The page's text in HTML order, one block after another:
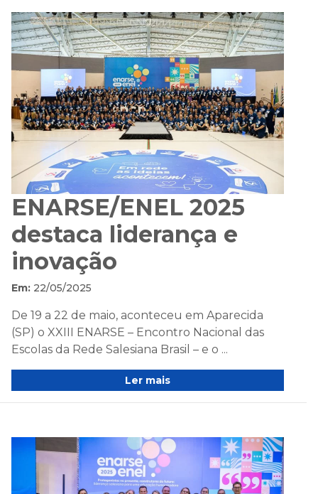
ENARSE/ENEL 2025
destaca liderança e
inovação
Em: 22/05/2025
De 19 a 22 de maio, aconteceu em Aparecida
(SP) o XXIII ENARSE – Encontro Nacional das
Escolas da Rede Salesiana Brasil – e o ...
Ler mais